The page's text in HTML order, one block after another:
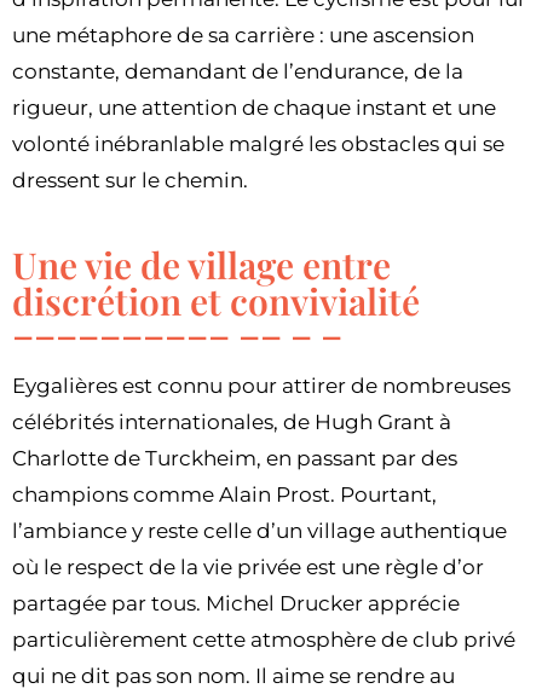
une métaphore de sa carrière : une ascension
constante, demandant de l’endurance, de la
rigueur, une attention de chaque instant et une
volonté inébranlable malgré les obstacles qui se
dressent sur le chemin.
Une vie de village entre
discrétion et convivialité
Eygalières est connu pour attirer de nombreuses
célébrités internationales, de Hugh Grant à
Charlotte de Turckheim, en passant par des
champions comme Alain Prost. Pourtant,
l’ambiance y reste celle d’un village authentique
où le respect de la vie privée est une règle d’or
partagée par tous. Michel Drucker apprécie
particulièrement cette atmosphère de club privé
qui ne dit pas son nom. Il aime se rendre au